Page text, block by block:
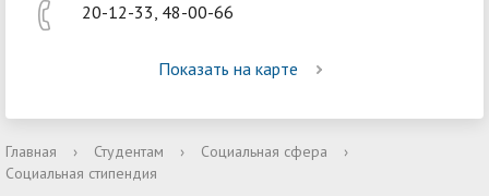
20-12-33, 48-00-66
Показать на карте
Главная › Студентам › Социальная сфера
›
Социальная стипендия